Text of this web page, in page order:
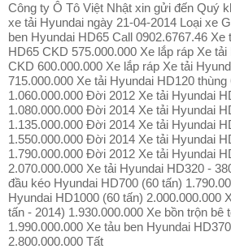
D
Ị
C
H
V
Ụ
&
P
H
Ụ
T
Ù
N
G
D
Công ty Ô Tô Việt Nhật xin gửi đến Quý
xe tải Hyundai ngày 21-04-2014 Loại xe
ben Hyundai HD65 Call 0902.6767.46 Xe
HD65 CKD 575.000.000 Xe lắp ráp Xe
CKD 600.000.000 Xe lắp ráp Xe tải
715.000.000 Xe tải Hyundai HD120 thùng
1.060.000.000 Đời 2012 Xe tải Hyundai
1.080.000.000 Đời 2014 Xe tải Hyundai
1.135.000.000 Đời 2014 Xe tải Hyundai
1.550.000.000 Đời 2014 Xe tải Hyundai
1.790.000.000 Đời 2012 Xe tải Hyundai
2.070.000.000 Xe tải Hyundai HD320 -
đầu kéo Hyundai HD700 (60 tấn)
Hyundai HD1000 (60 tấn) 2.000.000.000
tấn - 2014) 1.930.000.000 Xe bồn trộn bê
1.990.000.000 Xe tảu ben Hyundai
2.800.000.000 Tất